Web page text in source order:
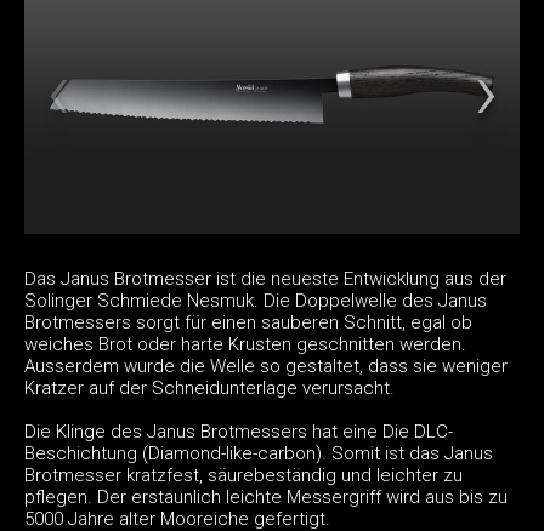
Das Janus Brotmesser ist die neueste Entwicklung aus der
Solinger Schmiede Nesmuk. Die Doppelwelle des Janus
Brotmessers sorgt für einen sauberen Schnitt, egal ob
weiches Brot oder harte Krusten geschnitten werden.
Ausserdem wurde die Welle so gestaltet, dass sie weniger
Kratzer auf der Schneidunterlage verursacht.
Die Klinge des Janus Brotmessers hat eine Die DLC-
Beschichtung (Diamond-like-carbon). Somit ist das Janus
Brotmesser kratzfest, säurebeständig und leichter zu
pflegen. Der erstaunlich leichte Messergriff wird aus bis zu
5000 Jahre alter Mooreiche gefertigt.